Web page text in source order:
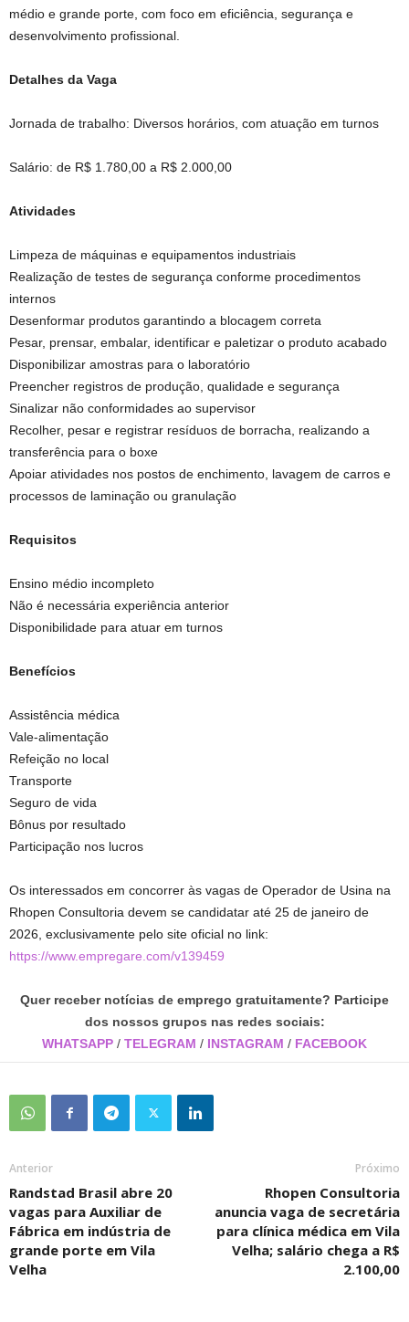
médio e grande porte, com foco em eficiência, segurança e
desenvolvimento profissional.
Detalhes da Vaga
Jornada de trabalho: Diversos horários, com atuação em turnos
Salário: de R$ 1.780,00 a R$ 2.000,00
Atividades
Limpeza de máquinas e equipamentos industriais
Realização de testes de segurança conforme procedimentos
internos
Desenformar produtos garantindo a blocagem correta
Pesar, prensar, embalar, identificar e paletizar o produto acabado
Disponibilizar amostras para o laboratório
Preencher registros de produção, qualidade e segurança
Sinalizar não conformidades ao supervisor
Recolher, pesar e registrar resíduos de borracha, realizando a
transferência para o boxe
Apoiar atividades nos postos de enchimento, lavagem de carros e
processos de laminação ou granulação
Requisitos
Ensino médio incompleto
Não é necessária experiência anterior
Disponibilidade para atuar em turnos
Benefícios
Assistência médica
Vale-alimentação
Refeição no local
Transporte
Seguro de vida
Bônus por resultado
Participação nos lucros
Os interessados em concorrer às vagas de Operador de Usina na
Rhopen Consultoria devem se candidatar até 25 de janeiro de
2026, exclusivamente pelo site oficial no link:
https://www.empregare.com/v139459
Quer receber notícias de emprego gratuitamente? Participe
dos nossos grupos nas redes sociais:
WHATSAPP / TELEGRAM / INSTAGRAM / FACEBOOK
Anterior
Randstad Brasil abre 20
vagas para Auxiliar de
Fábrica em indústria de
grande porte em Vila
Velha
Próximo
Rhopen Consultoria
anuncia vaga de secretária
para clínica médica em Vila
Velha; salário chega a R$
2.100,00